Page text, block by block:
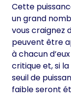
Cette
un grand
vous craignez
peuvent être
à chacun
critique et, si
seuil de
faible seront